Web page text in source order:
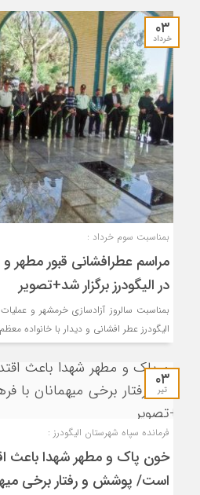
۰۳
خرداد
بمناسبت سوم خرداد :
مراسم عطرافشانی قبور مطهر و
در الیگودرز برگزار شد+تصویر
بمناسبت سالروز آزادسازی خرمشهر و
الیگودرز عطر افشانی و دیدار با خانواده
۰۳
تیر
فرمانده سپاه شهرستان الیگودرز :
خون پاک و مطهر شهدا باعث
است/ پوشش و رفتار برخی